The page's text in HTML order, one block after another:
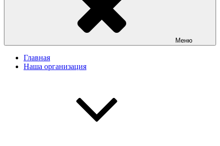
Меню
Главная
Наша организация